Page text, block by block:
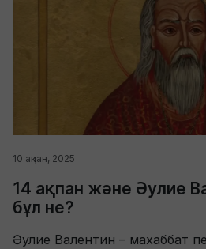
10 ақпан, 2025
14 ақпан және Әулие
бұл не?
Әулие Валентин – махаббат